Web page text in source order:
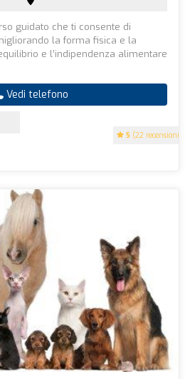
5 (22 recensioni)
guidato che ti consente di
la forma fisica e la
e l’indipendenza alimentare
Vedi telefono